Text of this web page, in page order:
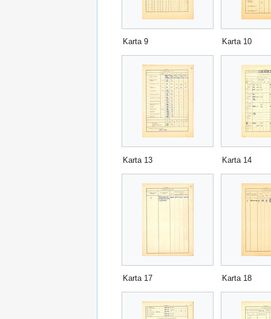
Karta 9 Karta 10
Karta 13 Karta 14
Karta 17 Karta 18